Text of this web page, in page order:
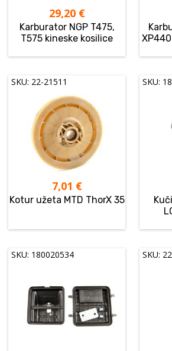
29,20 €
Karburator NGP T475,
T575 kineske kosilice
SKU: 22-21511
7,01 €
Kotur užeta MTD ThorX 35
SKU:
SKU: 180020534 SKU: